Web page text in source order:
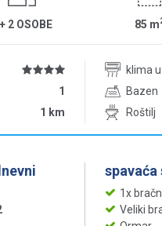
2 OSOBE 85 m
klima
1 Bazen
1 km Roštilj
spavaća
1x
Veliki